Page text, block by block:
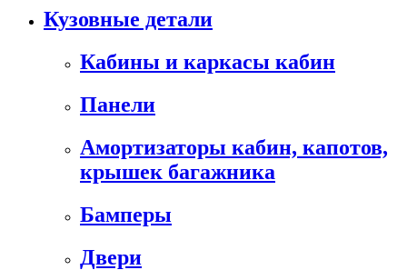
Кузовные детали
Кабины и каркасы кабин
Панели
Амортизаторы кабин, капотов,
крышек багажника
Бамперы
Двери